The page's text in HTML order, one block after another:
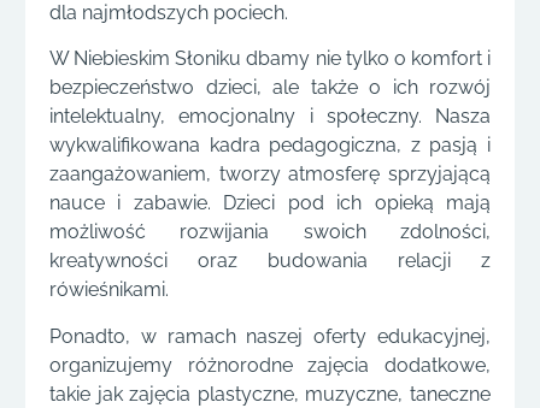
dla najmłodszych pociech.
W Niebieskim Słoniku dbamy nie tylko o komfort i
bezpieczeństwo dzieci, ale także o ich rozwój
intelektualny, emocjonalny i społeczny. Nasza
wykwalifikowana kadra pedagogiczna, z pasją i
zaangażowaniem, tworzy atmosferę sprzyjającą
nauce i zabawie. Dzieci pod ich opieką mają
możliwość rozwijania swoich zdolności,
kreatywności oraz budowania relacji z
rówieśnikami.
Ponadto, w ramach naszej oferty edukacyjnej,
organizujemy różnorodne zajęcia dodatkowe,
takie jak zajęcia plastyczne, muzyczne, taneczne